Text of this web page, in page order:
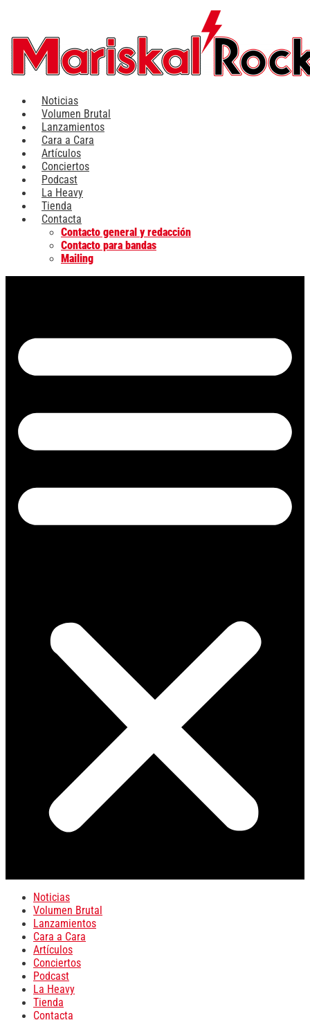
contenido
Noticias
Volumen Brutal
Lanzamientos
Cara a Cara
Artículos
Conciertos
Podcast
La Heavy
Tienda
Contacta
Contacto general y redacción
Contacto para bandas
Mailing
Noticias
Volumen Brutal
Lanzamientos
Cara a Cara
Artículos
Conciertos
Podcast
La Heavy
Tienda
Contacta